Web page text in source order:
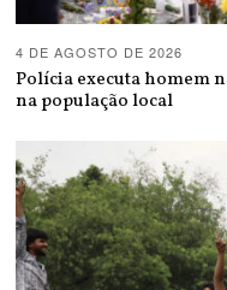
4 DE AGOSTO DE 2026
Polícia executa homem
na população local